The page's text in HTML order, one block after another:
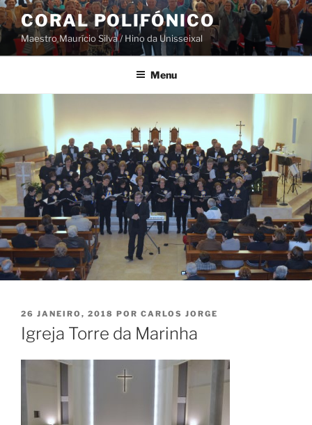
Saltar
para
o
conteúdo
CORAL POLIFÓNICO
Maestro Maurício Silva / Hino da Unisseixal
Menu
PUBLICADO
EM
26 JANEIRO, 2018 POR CARLOS JORGE
Igreja Torre da Marinha